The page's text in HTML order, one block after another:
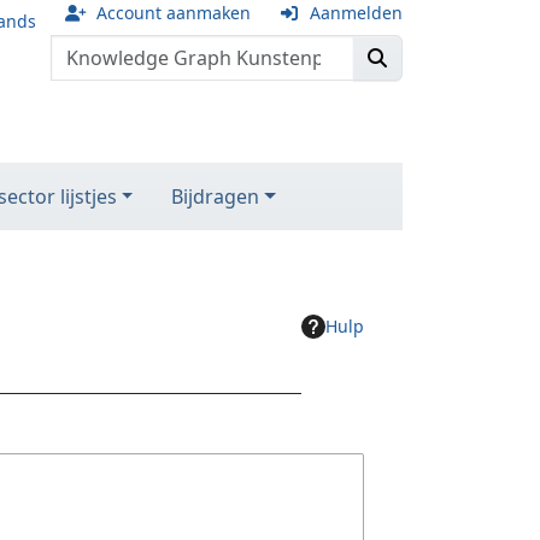
Account aanmaken Aanmelden
lijstjes Bijdragen
Hulp